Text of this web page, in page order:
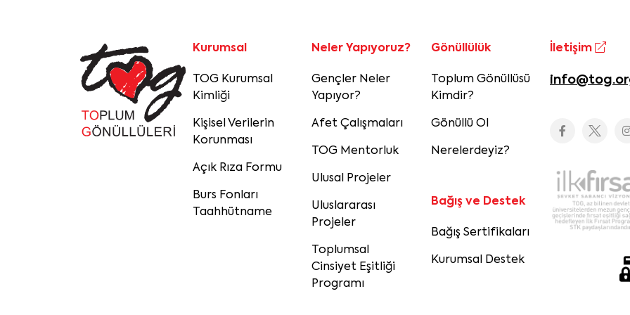
Kurumsal
TOG Kurumsal
Kimliği
Kişisel Verilerin
Korunması
Açık Rıza Formu
Burs Fonları
Taahhütname
Neler Yapıyoruz?
Gençler Neler
Yapıyor?
Afet Çalışmaları
TOG Mentorluk
Ulusal Projeler
Uluslararası
Projeler
Toplumsal
Cinsiyet Eşitliği
Programı
Gönüllülük
Toplum Gönüllüsü
Kimdir?
Gönüllü Ol
Nerelerdeyiz?
Bağış ve Destek
Bağış Sertifikaları
Kurumsal Destek
İletişim